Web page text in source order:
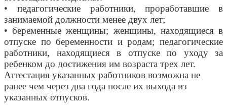
• педагогические работники, проработавшие в
занимаемой должности менее двух лет;
• беременные женщины; женщины, находящиеся в
отпуске по беременности и родам; педагогические
работники, находящиеся в отпуске по уходу за
ребенком до достижения им возраста трех лет.
Аттестация указанных работников возможна не
ранее чем через два года после их выхода из
указанных отпусков.